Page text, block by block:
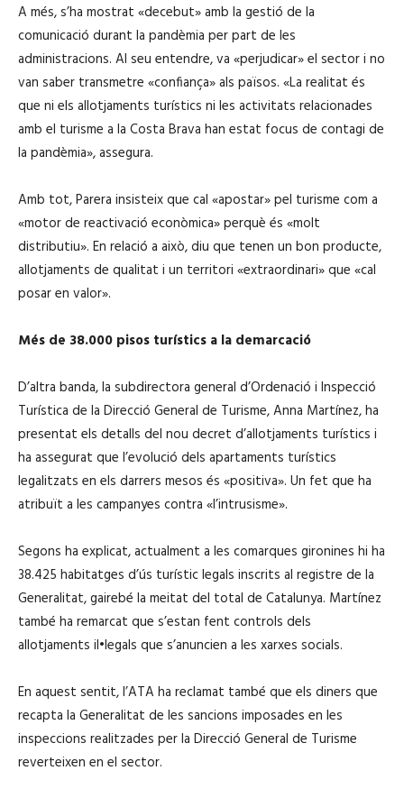
A més, s’ha mostrat «decebut» amb la gestió de la
comunicació durant la pandèmia per part de les
administracions. Al seu entendre, va «perjudicar» el sector i no
van saber transmetre «confiança» als països. «La realitat és
que ni els allotjaments turístics ni les activitats relacionades
amb el turisme a la Costa Brava han estat focus de contagi de
la pandèmia», assegura.
Amb tot, Parera insisteix que cal «apostar» pel turisme com a
«motor de reactivació econòmica» perquè és «molt
distributiu». En relació a això, diu que tenen un bon producte,
allotjaments de qualitat i un territori «extraordinari» que «cal
posar en valor».
Més de 38.000 pisos turístics a la demarcació
D’altra banda, la subdirectora general d’Ordenació i Inspecció
Turística de la Direcció General de Turisme, Anna Martínez, ha
presentat els detalls del nou decret d’allotjaments turístics i
ha assegurat que l’evolució dels apartaments turístics
legalitzats en els darrers mesos és «positiva». Un fet que ha
atribuït a les campanyes contra «l’intrusisme».
Segons ha explicat, actualment a les comarques gironines hi ha
38.425 habitatges d’ús turístic legals inscrits al registre de la
Generalitat, gairebé la meitat del total de Catalunya. Martínez
també ha remarcat que s’estan fent controls dels
allotjaments il•legals que s’anuncien a les xarxes socials.
En aquest sentit, l’ATA ha reclamat també que els diners que
recapta la Generalitat de les sancions imposades en les
inspeccions realitzades per la Direcció General de Turisme
reverteixen en el sector.